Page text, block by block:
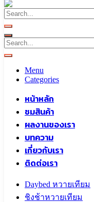
Menu
Categories
หน้าหลัก
ชมสินค้า
ผลงานของเรา
บทความ
เกี่ยวกับเรา
ติดต่อเรา
Daybed หวายเทียม
ชิงช้าหวายเทียม